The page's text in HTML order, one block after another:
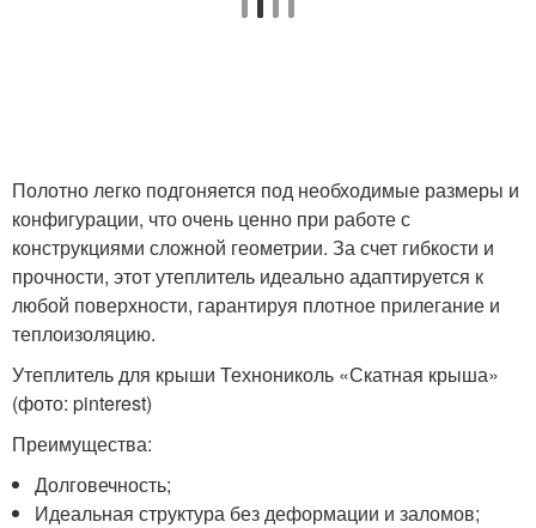
Полотно легко подгоняется под необходимые размеры и
конфигурации, что очень ценно при работе с
конструкциями сложной геометрии. За счет гибкости и
прочности, этот утеплитель идеально адаптируется к
любой поверхности, гарантируя плотное прилегание и
теплоизоляцию.
Утеплитель для крыши Технониколь «Скатная крыша»
(фото: pinterest)
Преимущества:
Долговечность;
Идеальная структура без деформации и заломов;